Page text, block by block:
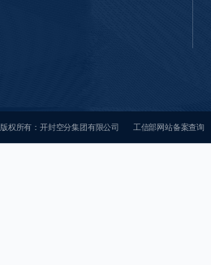
版权所有：开封空分集团有限公司 工信部网站备案查询